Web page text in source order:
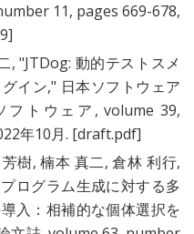
11, pages 669-678,
, "JTDog: 動的テストスメ
イン," 日本ソフトウェア
トウェア, volume 39,
年10月. [draft.pdf]
樹,楠本 真二,倉林 利行,
ログラム生成に対する多
入：相補的な個体選択を